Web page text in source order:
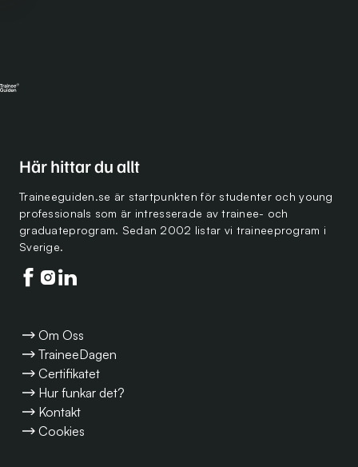
Här hittar du allt
Traineeguiden.se är startpunkten för studenter och young
professionals som är intresserade av trainee- och
graduateprogram. Sedan 2002 listar vi traineeprogram i
Sverige.
Följ oss på facebook
Följ oss på instagram
Följ oss på linkedin
Om Oss
TraineeDagen
Certifikatet
Hur funkar det?
Kontakt
Cookies